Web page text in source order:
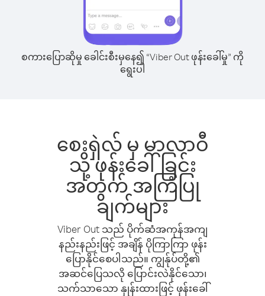
စကားပြောဆိုမှု ခေါင်းစီးမှနေ၍ “Viber Out ဖုန်းခေါ်မှု” ကို
ရွေးပါ
စေးရှဲလ် မှ မာလာဝီ
သို့ ဖုန်းခေါ်ခြင်း
အတွက် အကြံပြု
ချက်များ
Viber Out သည် ပိုက်ဆံအကုန်အကျ
နည်းနည်းဖြင့် အချိန် ပိုကြာကြာ ဖုန်း
ပြောနိုင်စေပါသည်။ ကျွန်ုပ်တို့၏
အဆင်ပြေသလို ပြောင်းလဲနိုင်သော၊
သက်သာသော နှုန်းထားဖြင့် ဖုန်းခေါ်